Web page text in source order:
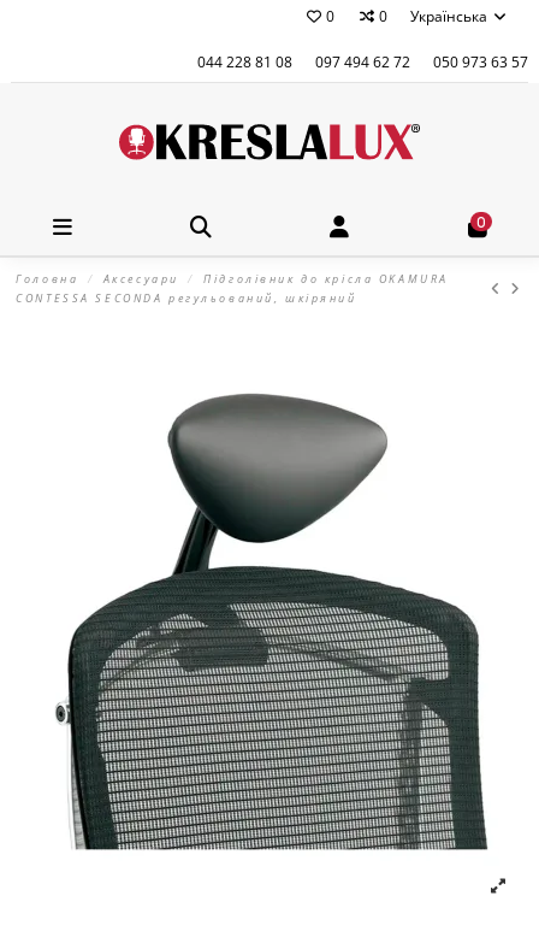
0 0 Українська
044 228 81 08 097 494 62 72 050 973 63 57
0
Головна Аксесуари
Підголівник до крісла OKAMURA
CONTESSA SECONDA регульований, шкіряний